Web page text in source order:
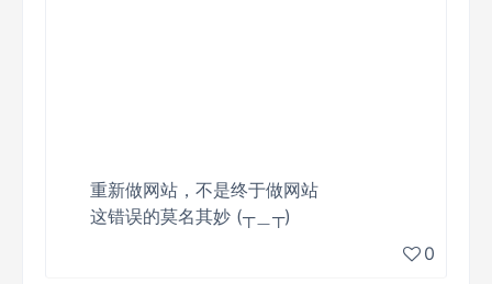
重新做网站，不是终于做网站
这错误的莫名其妙 (┬＿┬)
0